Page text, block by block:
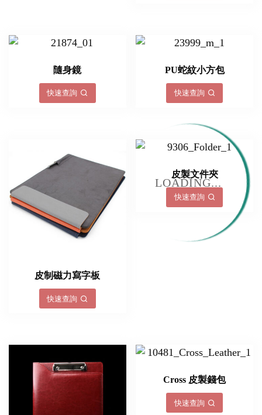
LOADING...
隨身鏡
快速查詢
PU蛇紋小方包
快速查詢
皮制磁力寫字板
快速查詢
皮製文件夾
快速查詢
Cross 皮製錢包
快速查詢